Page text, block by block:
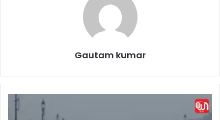
Gautam kumar